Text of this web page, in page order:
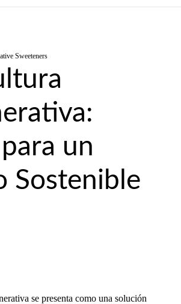
Sweeteners
un
Sostenible
se presenta como una solución